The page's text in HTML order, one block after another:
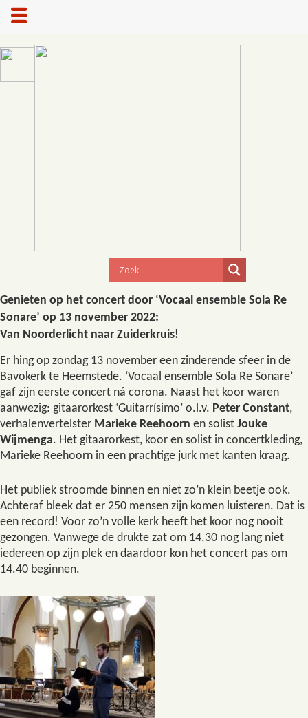
Genieten op het concert door ‘Vocaal ensemble Sola Re
Sonare’ op 13 november 2022:
Van Noorderlicht naar Zuiderkruis!
Er hing op zondag 13 november een zinderende sfeer in de
Bavokerk te Heemstede. ‘Vocaal ensemble Sola Re Sonare’
gaf zijn eerste concert ná corona. Naast het koor waren
aanwezig: gitaarorkest ‘Guitarrísimo’ o.l.v. Peter Constant,
verhalenvertelster Marieke Reehoorn en solist Jouke
Wijmenga. Het gitaarorkest, koor en solist in concertkleding,
Marieke Reehoorn in een prachtige jurk met kanten kraag.
Het publiek stroomde binnen en niet zo’n klein beetje ook.
Achteraf bleek dat er 250 mensen zijn komen luisteren. Dat is
een record! Voor zo’n volle kerk heeft het koor nog nooit
gezongen. Vanwege de drukte zat om 14.30 nog lang niet
iedereen op zijn plek en daardoor kon het concert pas om
14.40 beginnen.